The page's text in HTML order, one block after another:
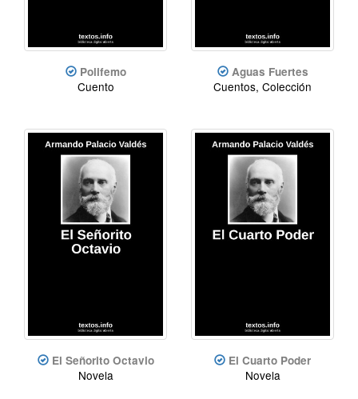
Polifemo
Cuento
Aguas Fuertes
Cuentos, Colección
El Señorito Octavio
Novela
El Cuarto Poder
Novela